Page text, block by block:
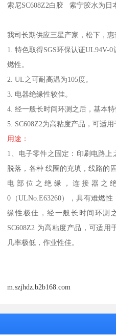
索尼SC608Z2白胶 索宁胶水为日
我司长期供应三星产家，松下，
1. 特色取得SGS环保认证UL94V-
燃性。
2. UL之可耐高温为105度。
3. 电器绝缘性较佳。
4. 经一般长时间环测之后，基本特
5. SC608Z2为高粘度产品，可适用
用途：
1、电子零件之固定：印刷电路
脱落，各种 线圈的充填，线路的
电部位之绝缘，连接器之
0（ULNo.E63260），具有难燃
缘性极佳，经一般长时间环测
SC608Z2 为高粘度产品，可适
几率极低，作业性佳。
m.szjhdz.b2b168.com